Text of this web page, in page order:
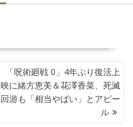
「呪術廻戦 0」4年ぶり復活上
映に緒方恵美＆花澤香菜、死滅
回游も「相当やばい」とアピー
ル